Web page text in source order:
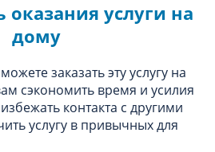
услуги на
дому
заказать эту услугу на
сэкономить время и усилия
контакта с другими
услугу в привычных для